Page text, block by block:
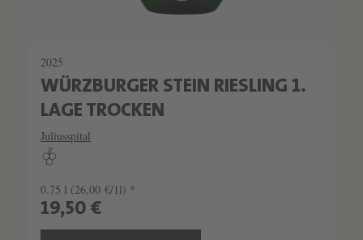
2025
WÜRZBURGER STEIN RIESLING 1.
LAGE TROCKEN
Juliusspital
0.75 l (26,00 €/1l) *
19,50 €